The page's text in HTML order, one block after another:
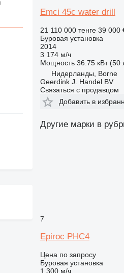
Emci 45c water drill
21 110 000 тенге 39 000
Буровая установка
2014
3 174 м/ч
Мощность 36.75 кВт (50
Нидерланды, Borne
Geerdink J. Handel BV
Связаться с продавцом
Добавить в
Другие марки в
7
Epiroc PHC4
Цена по запросу
Буровая установка
1 300 м/ч